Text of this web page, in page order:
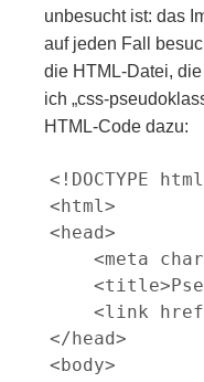
unbesucht ist: das
auf jeden Fall
die HTML-Datei,
ich „css-
HTML-Code dazu:
<!DOCTYPE
<html>
<head>
<meta
<link
</head>
<body>